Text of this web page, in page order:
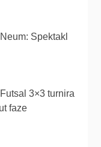
Spektakl
3×3 turnira
faze